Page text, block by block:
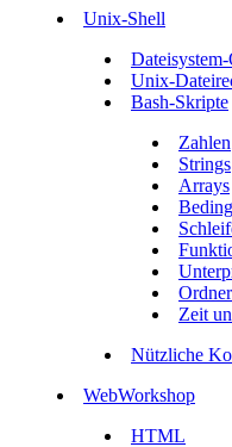
Unix-Shell
Unix-
Bash-Skripte
Zahlen
Strings
Arrays
Zeit
Nützliche
WebWorkshop
HTML